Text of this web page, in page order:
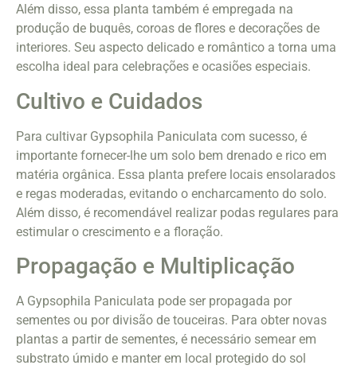
Além disso, essa planta também é empregada na
produção de buquês, coroas de flores e decorações de
interiores. Seu aspecto delicado e romântico a torna uma
escolha ideal para celebrações e ocasiões especiais.
Cultivo e Cuidados
Para cultivar Gypsophila Paniculata com sucesso, é
importante fornecer-lhe um solo bem drenado e rico em
matéria orgânica. Essa planta prefere locais ensolarados
e regas moderadas, evitando o encharcamento do solo.
Além disso, é recomendável realizar podas regulares para
estimular o crescimento e a floração.
Propagação e Multiplicação
A Gypsophila Paniculata pode ser propagada por
sementes ou por divisão de touceiras. Para obter novas
plantas a partir de sementes, é necessário semear em
substrato úmido e manter em local protegido do sol